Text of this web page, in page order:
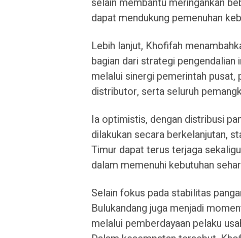
dapat mendukung pemenuhan
Lebih lanjut, Khofifah
bagian dari strategi pengendalian
melalui sinergi pemerintah pusat,
distributor, serta seluruh
Ia optimistis, dengan distribusi
dilakukan secara berkelanjutan,
Timur dapat terus terjaga
dalam memenuhi kebutuhan
Selain fokus pada stabilitas
Bulukandang juga menjadi
melalui pemberdayaan pelaku